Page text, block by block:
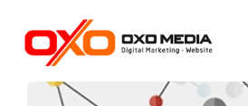
content